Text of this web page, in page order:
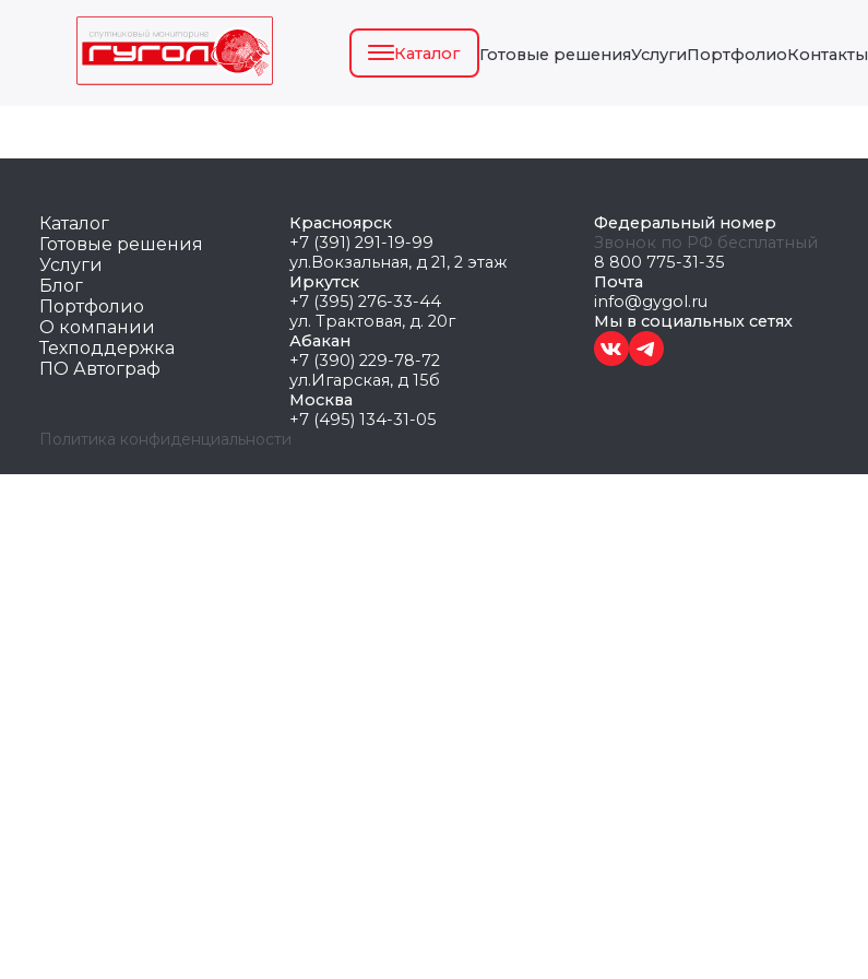
Каталог Готовые решенияУслугиПортфолиоКонтакты
Каталог
Готовые решения
Услуги
Блог
Портфолио
О компании
Техподдержка
ПО Автограф
Красноярск
+7 (391) 291-19-99
ул.Вокзальная, д 21, 2 этаж
Иркутск
+7 (395) 276-33-44
ул. Трактовая, д. 20г
Абакан
+7 (390) 229-78-72
ул.Игарская, д 15б
Москва
+7 (495) 134-31-05
Федеральный номер
Звонок по РФ бесплатный
8 800 775-31-35
Почта
info@gygol.ru
Мы в социальных сетях
Политика конфиденциальности